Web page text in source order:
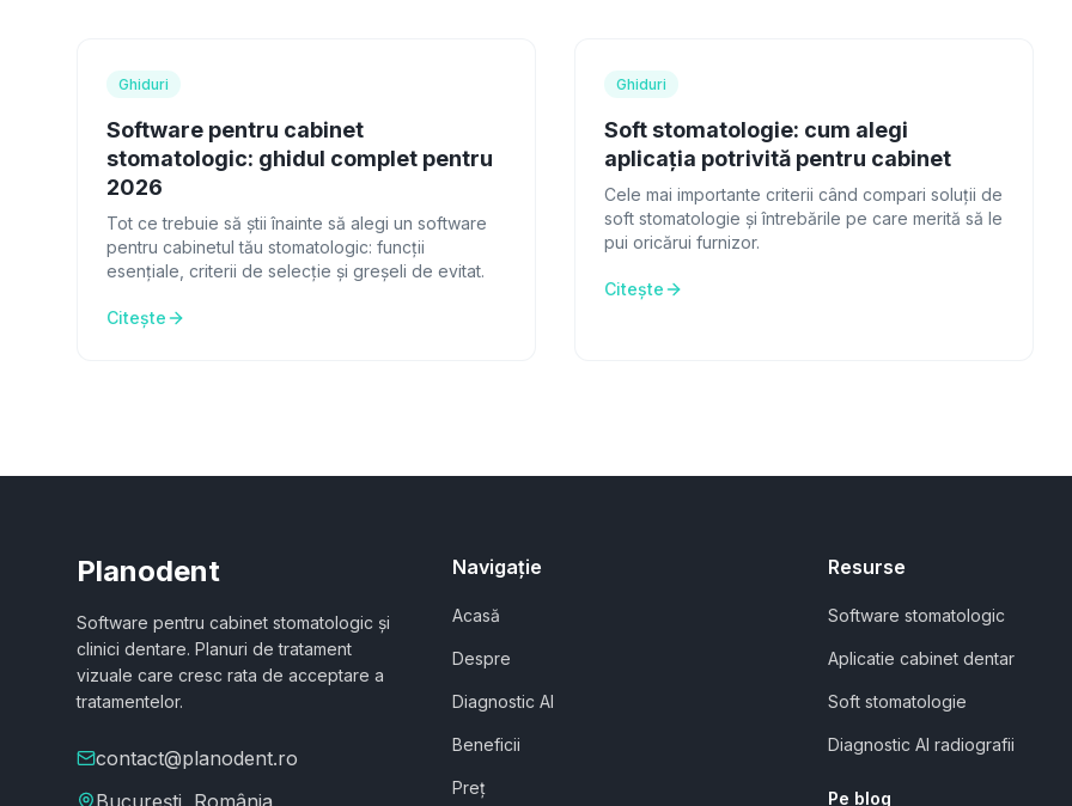
Ghiduri
Software pentru cabinet
stomatologic: ghidul complet pentru
2026
Tot ce trebuie să știi înainte să alegi un software
pentru cabinetul tău stomatologic: funcții
esențiale, criterii de selecție și greșeli de evitat.
Citește
Ghiduri
Soft stomatologie: cum alegi
aplicația potrivită pentru cabinet
Cele mai importante criterii când compari soluții de
soft stomatologie și întrebările pe care merită să le
pui oricărui furnizor.
Citește
Planodent
Software pentru cabinet stomatologic și
clinici dentare. Planuri de tratament
vizuale care cresc rata de acceptare a
tratamentelor.
contact@planodent.ro
București, România
Navigație
Acasă
Despre
Diagnostic AI
Beneficii
Preț
Resurse
Software stomatologic
Aplicatie cabinet dentar
Soft stomatologie
Diagnostic AI radiografii
Pe blog